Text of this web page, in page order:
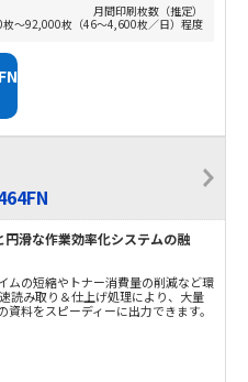
月間印刷枚数（推定）
～92,000枚（46～4,600枚／日）程度
円滑な作業効率化システムの融
ムの短縮やトナー消費量の削減など環
読み取り＆仕上げ処理により、大量
資料をスピーディーに出力できます。